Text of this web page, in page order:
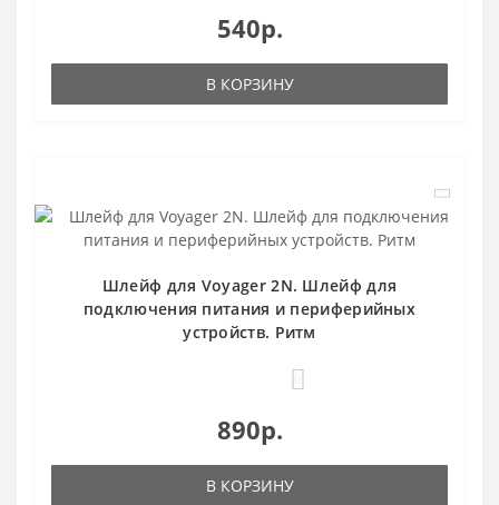
540р.
В КОРЗИНУ
Шлейф для Voyager 2N. Шлейф для
подключения питания и периферийных
устройств. Ритм
890р.
В КОРЗИНУ